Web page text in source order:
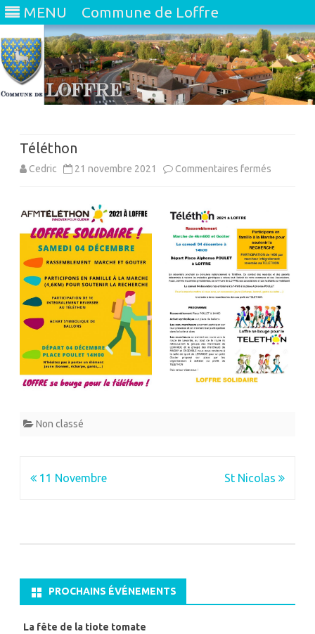
MENU Commune de Loffre
Téléthon
Cedric 21 novembre 2021 Commentaires fermés
Non classé
Navigation
11 Novembre St Nicolas
PROCHAINS ÉVÉNEMENTS
La fête de la tiote tomate